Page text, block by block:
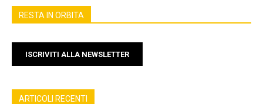
RESTA IN ORBITA
ISCRIVITI ALLA NEWSLETTER
ARTICOLI RECENTI